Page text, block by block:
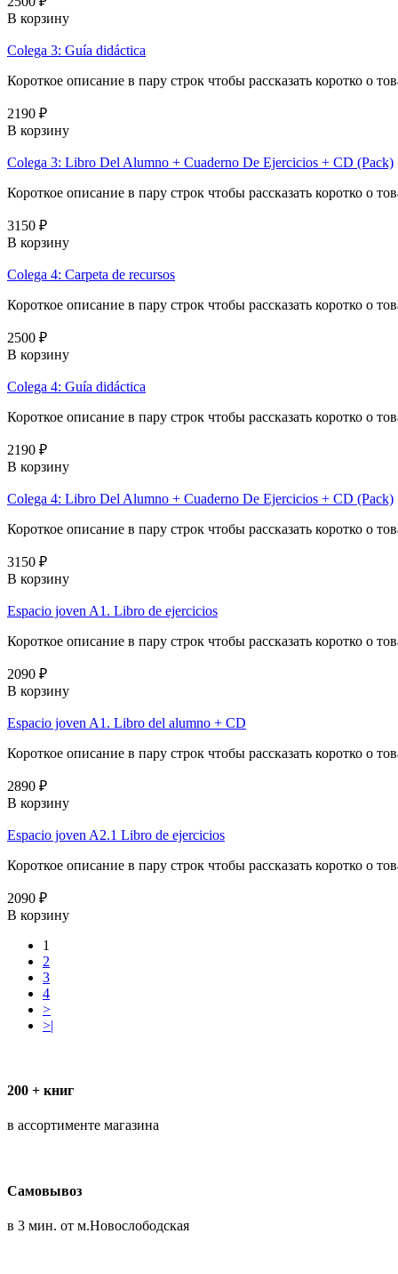
В корзину
Colega 3: Guía didáctica
Короткое описание в пару строк чтобы рассказать коротко о
2190 ₽
В корзину
Colega 3: Libro Del Alumno + Cuaderno De Ejercicios + CD (Pack)
Короткое описание в пару строк чтобы рассказать коротко о
3150 ₽
В корзину
Colega 4: Carpeta de recursos
Короткое описание в пару строк чтобы рассказать коротко о
2500 ₽
В корзину
Colega 4: Guía didáctica
Короткое описание в пару строк чтобы рассказать коротко о
2190 ₽
В корзину
Colega 4: Libro Del Alumno + Cuaderno De Ejercicios + CD (Pack)
Короткое описание в пару строк чтобы рассказать коротко о
3150 ₽
В корзину
Espacio joven A1. Libro de ejercicios
Короткое описание в пару строк чтобы рассказать коротко о
2090 ₽
В корзину
Espacio joven A1. Libro del alumno + CD
Короткое описание в пару строк чтобы рассказать коротко о
2890 ₽
В корзину
Espacio joven A2.1 Libro de ejercicios
Короткое описание в пару строк чтобы рассказать коротко о
2090 ₽
В корзину
1
2
3
4
>
>|
200 + книг
в ассортименте магазина
Самовывоз
в 3 мин. от м.Новослободская